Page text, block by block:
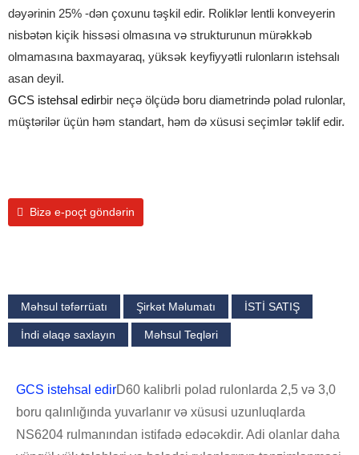
dəyərinin 25% -dən çoxunu təşkil edir. Roliklər lentli konveyerin
nisbətən kiçik hissəsi olmasına və strukturunun mürəkkəb
olmamasına baxmayaraq, yüksək keyfiyyətli rulonların istehsalı
asan deyil.
GCS istehsal edirbir neçə ölçüdə boru diametrində polad rulonlar,
müştərilər üçün həm standart, həm də xüsusi seçimlər təklif edir.
Bizə e-poçt göndərin
Məhsul təfərrüatı Şirkət Məlumatı İSTİ SATIŞ
İndi əlaqə saxlayın Məhsul Teqləri
GCS istehsal edirD60 kalibrli polad rulonlarda 2,5 və 3,0
boru qalınlığında yuvarlanır və xüsusi uzunluqlarda
NS6204 rulmanından istifadə edəcəkdir. Adi olanlar daha